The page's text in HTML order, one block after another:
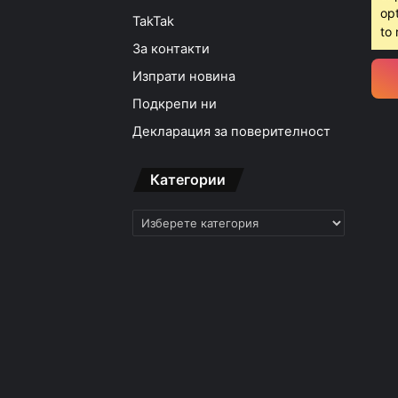
15:18ч, четвъртък, 6
TakTak
За контакти
Изпрати новина
Подкрепи ни
Декларация за поверителност
Категории
Категории
to